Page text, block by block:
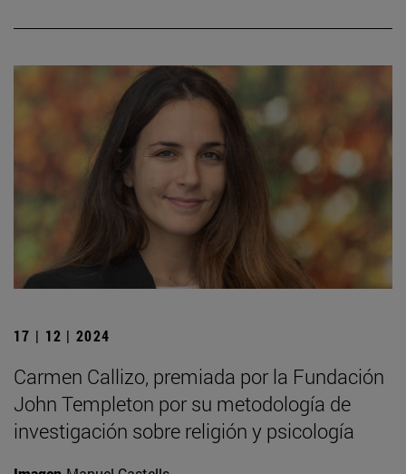
17 | 12 | 2024
Carmen Callizo, premiada por la Fundación
John Templeton por su metodología de
investigación sobre religión y psicología